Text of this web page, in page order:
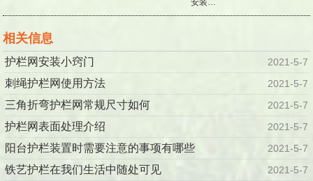
安装…
相关信息
护栏网安装小窍门 2021-5-7
刺绳护栏网使用方法 2021-5-7
三角折弯护栏网常规尺寸如何 2021-5-7
护栏网表面处理介绍 2021-5-7
阳台护栏装置时需要注意的事项有哪些 2021-5-7
铁艺护栏在我们生活中随处可见 2021-5-7